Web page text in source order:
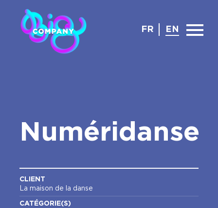
FR EN
Numéridanse
CLIENT
La maison de la danse
CATÉGORIE(S)